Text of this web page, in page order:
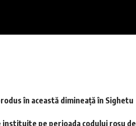
în această dimineață în Sighetu
pe perioada codului roșu de